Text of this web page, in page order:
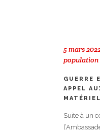
5 mars
population
GUERRE
APPEL
Suite à un